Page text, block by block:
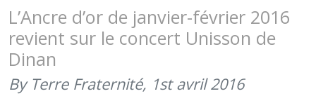
MUSIQUE
DES
L’Ancre d’or de janvier-février 2016
revient sur le concert Unisson de
Dinan
By Terre Fraternité, 1st avril 2016